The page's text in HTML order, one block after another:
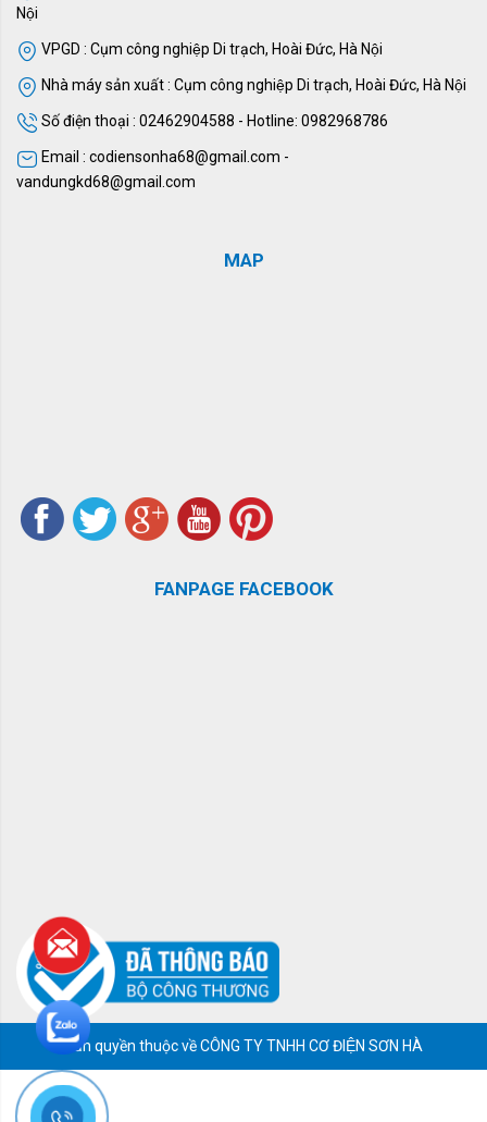
Nội
VPGD : Cụm công nghiệp Di trạch, Hoài Đức, Hà Nội
Nhà máy sản xuất : Cụm công nghiệp Di trạch, Hoài Đức, Hà Nội
Số điện thoại : 02462904588 - Hotline: 0982968786
Email : codiensonha68@gmail.com -
vandungkd68@gmail.com
MAP
FANPAGE FACEBOOK
Bản quyền thuộc về CÔNG TY TNHH CƠ ĐIỆN SƠN HÀ